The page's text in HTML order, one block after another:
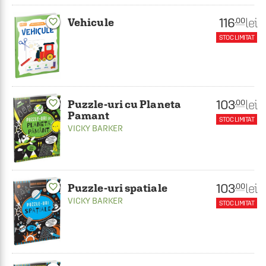
favorite_border Vehicule 116.00 lei
STOC LIMITAT
favorite_border
Puzzle-uri cu Planeta
Pamant
VICKY BARKER
103.00 lei
STOC LIMITAT
favorite_border Puzzle-uri spatiale
VICKY BARKER
103.00 lei
STOC LIMITAT